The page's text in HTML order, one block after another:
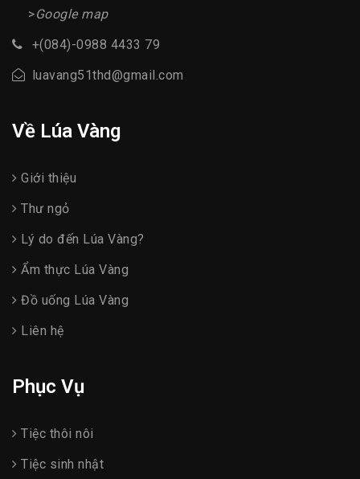
>Google map
+(084)-0988 4433 79
luavang51thd@gmail.com
Về Lúa Vàng
Giới thiệu
Thư ngỏ
Lý do đến Lúa Vàng?
Ẩm thực Lúa Vàng
Đồ uống Lúa Vàng
Liên hệ
Phục Vụ
Tiệc thôi nôi
Tiệc sinh nhật